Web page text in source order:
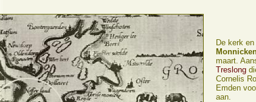
De kerk
maart.
Treslong
Cornelis
Emden
aan.